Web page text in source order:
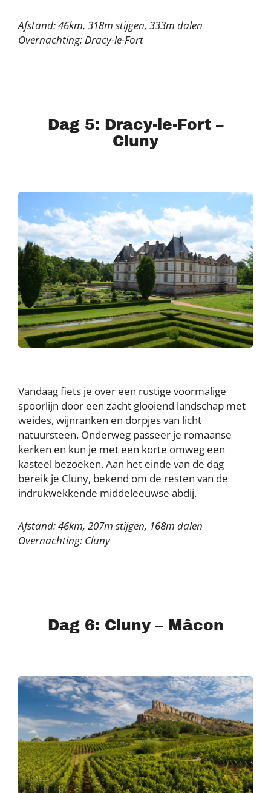
Afstand: 46km, 318m stijgen, 333m dalen
Overnachting: Dracy-le-Fort
Dag 5: Dracy-le-Fort –
Cluny
Vandaag fiets je over een rustige voormalige
spoorlijn door een zacht glooiend landschap met
weides, wijnranken en dorpjes van licht
natuursteen. Onderweg passeer je romaanse
kerken en kun je met een korte omweg een
kasteel bezoeken. Aan het einde van de dag
bereik je Cluny, bekend om de resten van de
indrukwekkende middeleeuwse abdij.
Afstand: 46km, 207m stijgen, 168m dalen
Overnachting: Cluny
Dag 6: Cluny – Mâcon